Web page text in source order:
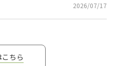
2026/07/17
ちら